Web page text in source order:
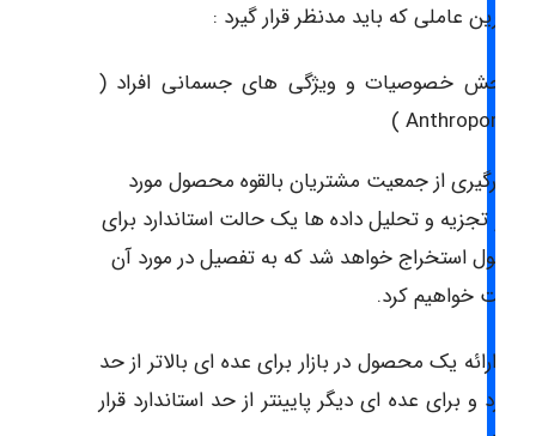
عاملی که باید مدنظر قرار گیرد :
خصوصیات و ویژگی های جسمانی افراد (
آمارگیری از جمعیت مشتریان بالقوه محصول مورد
و تجزیه و تحلیل داده ها یک حالت استاندارد برای
استخراج خواهد شد که به تفصیل در مورد آن
خواهیم کرد.
ارائه یک محصول در بازار برای عده ای بالاتر از حد
و برای عده ای دیگر پایینتر از حد استاندارد قرار